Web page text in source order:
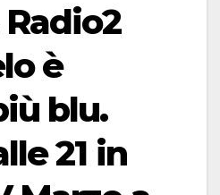
è
blu.
21 in